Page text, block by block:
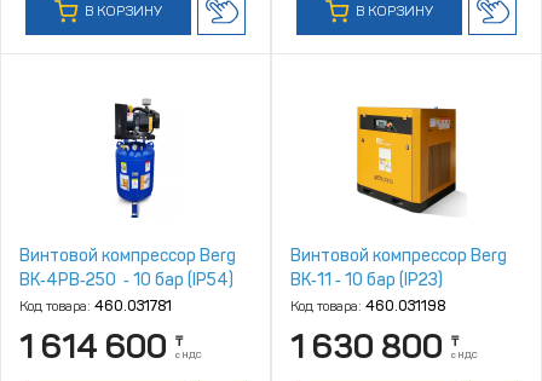
В КОРЗИНУ В КОРЗИНУ
Винтовой компрессор Berg
ВК‑4РВ‑250 ‑ 10 бар (IP54)
Код товара: 460.031781
1 614 600 ₸
с НДС
Винтовой компрессор Berg
ВК‑11 ‑ 10 бар (IP23)
Код товара: 460.031198
1 630 800 ₸
с НДС